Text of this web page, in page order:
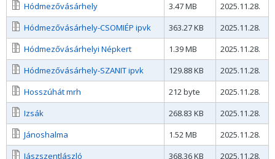
Hódmezővásárhely
3.47 MB
2025.11.28.
Hódmezővásárhely-CSOMIÉP ipvk
363.27 KB
2025.11.28.
Hódmezővásárhelyi Népkert
1.39 MB
2025.11.28.
Hódmezővásárhely-SZANIT ipvk
129.88 KB
2025.11.28.
Hosszúhát mrh
212 byte
2025.11.28.
Izsák
268.83 KB
2025.11.28.
Jánoshalma
1.52 MB
2025.11.28.
Jászszentlászló
368.36 KB 2025.11.28.